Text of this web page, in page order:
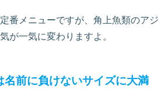
番メニューですが、角上魚類のアジ
が一気に変わりますよ。
名前に負けないサイズに大満